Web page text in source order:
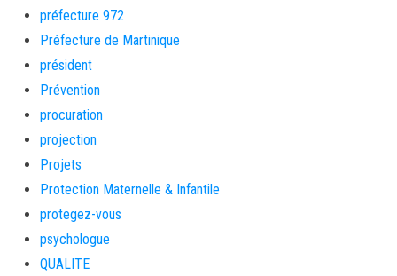
préfecture 972
Préfecture de Martinique
président
Prévention
procuration
projection
Projets
Protection Maternelle & Infantile
protegez-vous
psychologue
QUALITE